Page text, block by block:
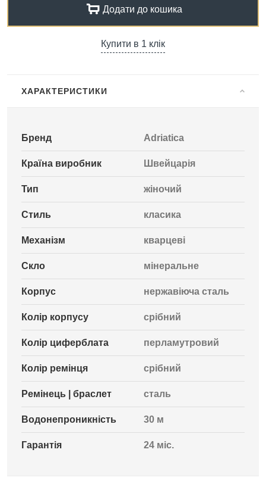
Додати до кошика
Купити в 1 клік
ХАРАКТЕРИСТИКИ
Бренд Adriatica
Країна виробник Швейцарія
Тип жіночий
Стиль класика
Механізм кварцеві
Скло мінеральне
Корпус нержавіюча сталь
Колір корпусу срібний
Колір циферблата перламутровий
Колір ремінця срібний
Ремінець | браслет сталь
Водонепроникність 30 м
Гарантія 24 міс.